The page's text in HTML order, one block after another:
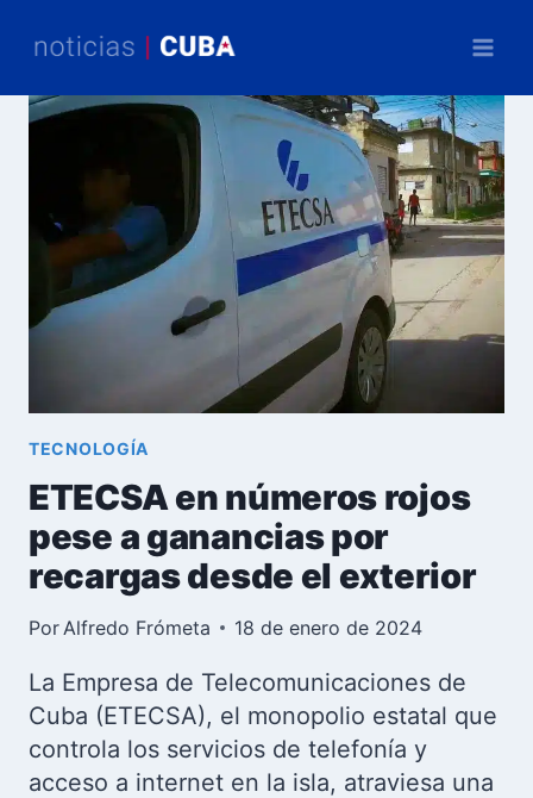
TECNOLOGÍA
ETECSA en números rojos
pese a ganancias por
recargas desde el exterior
Por Alfredo Frómeta 18 de enero de 2024
La Empresa de Telecomunicaciones de
Cuba (ETECSA), el monopolio estatal que
controla los servicios de telefonía y
acceso a internet en la isla, atraviesa una